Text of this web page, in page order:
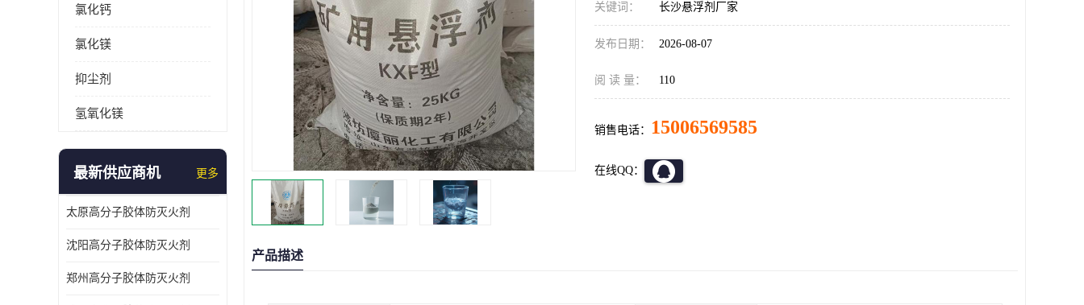
氯化钙
氯化镁
抑尘剂
氢氧化镁
最新供应商机 更多
太原高分子胶体防灭火剂
沈阳高分子胶体防灭火剂
郑州高分子胶体防灭火剂
关键词： 长沙悬浮剂厂家
发布日期： 2026-08-07
阅 读 量： 110
销售电话： 15006569585
在线QQ：
产品描述